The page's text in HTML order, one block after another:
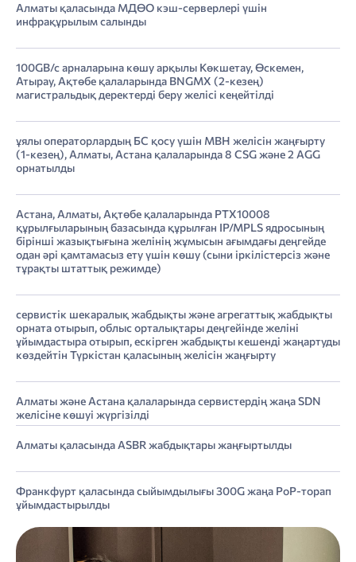
Алматы қаласында МДӨО кэш-серверлері үшін
инфрақұрылым салынды
100GB/c арналарына көшу арқылы Көкшетау, Өскемен,
Атырау, Ақтөбе қалаларында BNGMX (2-кезең)
магистральдық деректерді беру желісі кеңейтілді
ұялы операторлардың БС қосу үшін MBH желісін жаңғырту
(1-кезең), Алматы, Астана қалаларында 8 CSG және 2 AGG
орнатылды
Астана, Алматы, Ақтөбе қалаларында PTX10008
құрылғыларының базасында құрылған IP/MPLS ядросының
бірінші жазықтығына желінің жұмысын ағымдағы деңгейде
одан әрі қамтамасыз ету үшін көшу (сыни іркілістерсіз және
тұрақты штаттық режимде)
сервистік шекаралық жабдықты және агрегаттық жабдықты
орната отырып, облыс орталықтары деңгейінде желіні
ұйымдастыра отырып, ескірген жабдықты кешенді жаңартуды
көздейтін Түркістан қаласының желісін жаңғырту
Алматы және Астана қалаларында сервистердің жаңа SDN
желісіне көшуі жүргізілді
Алматы қаласында ASBR жабдықтары жаңғыртылды
Франкфурт қаласында сыйымдылығы 300G жаңа PoP-торап
ұйымдастырылды